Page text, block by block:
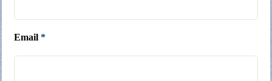
Email *